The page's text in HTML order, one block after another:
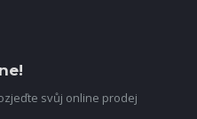
svůj online prodej